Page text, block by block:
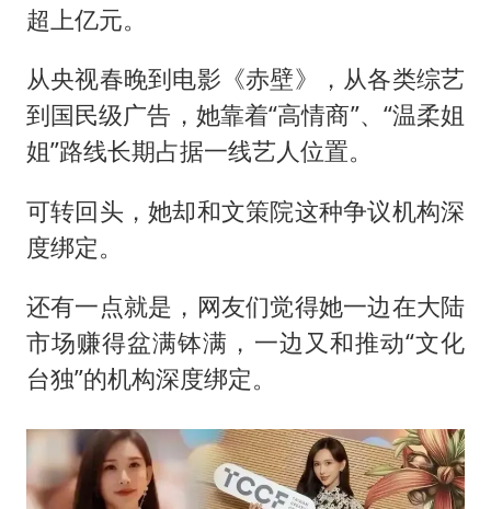
超上亿元。
从央视春晚到电影《赤壁》，从各类综艺
到国民级广告，她靠着“高情商”、“温柔姐
姐”路线长期占据一线艺人位置。
可转回头，她却和文策院这种争议机构深
度绑定。
还有一点就是，网友们觉得她一边在大陆
市场赚得盆满钵满，一边又和推动“文化
台独”的机构深度绑定。